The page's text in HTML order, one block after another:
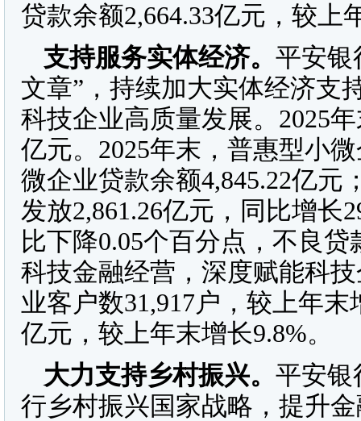
贷款余额2,664.33亿元，较上
支持服务实体经济。 平安银
文章”，持续加大实体经济支
科技企业高质量发展。2025
亿元。2025年末，普惠型小
微企业贷款余额4,845.22亿元
发放2,861.26亿元，同比增长
比下降0.05个百分点，不良
科技金融经营，深度赋能科
业客户数31,917户，较上年末
亿元，较上年末增长9.8%。
大力支持乡村振兴。 平安银
行乡村振兴国家战略，提升